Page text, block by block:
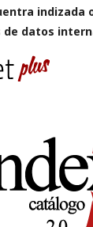
de datos